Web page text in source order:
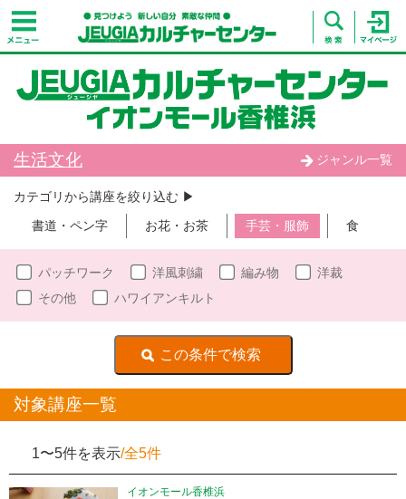
生活文化 ジャンル一覧
カテゴリから講座を絞り込む ▶︎
書道・ペン字
お花・お茶 手芸・服飾 食
パッチワーク 洋風刺繍 編み物
洋裁
その他
ハワイアンキルト
対象講座一覧
1〜5件を表示/全5件
イオンモール香椎浜